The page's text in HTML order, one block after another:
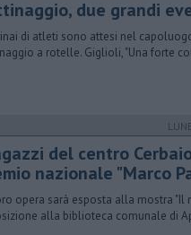
due grandi
di atleti sono attesi nel
a rotelle. Giglioli, "Una forte
del centro
nazionale "Marco
opera sarà esposta alla mostra "Il
alla biblioteca comunale di